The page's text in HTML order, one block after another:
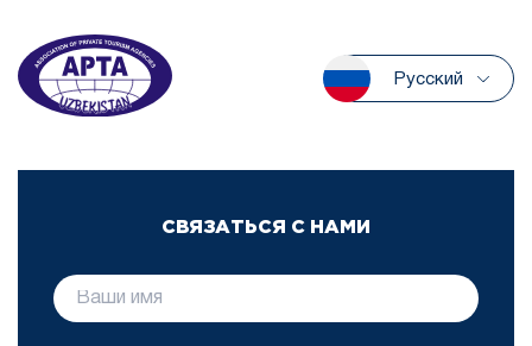
Русский
СВЯЗАТЬСЯ С НАМИ